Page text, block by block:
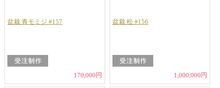
盆栽 青モミジ #157
170,000円
盆栽 松 #156
1,000,000円